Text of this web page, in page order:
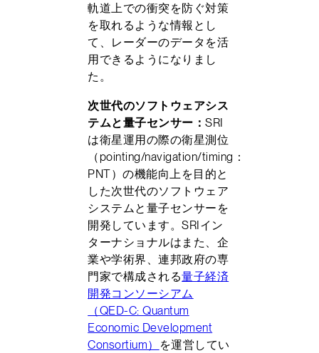
軌道上での衝突を防ぐ対策
を取れるような情報とし
て、レーダーのデータを活
用できるようになりまし
た。
次世代のソフトウェアシス
テムと量子センサー：SRI
は衛星運用の際の衛星測位
（pointing/navigation/timing：
PNT）の機能向上を目的と
した次世代のソフトウェア
システムと量子センサーを
開発しています。SRIイン
ターナショナルはまた、企
業や学術界、連邦政府の専
門家で構成される量子経済
開発コンソーシアム
（QED-C: Quantum
Economic Development
Consortium）
を運営してい